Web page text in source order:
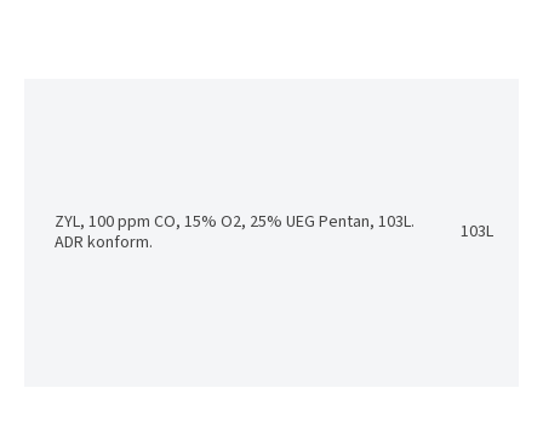
ZYL, 100 ppm CO, 15% O2, 25% UEG Pentan, 103L.
ADR konform.
103L